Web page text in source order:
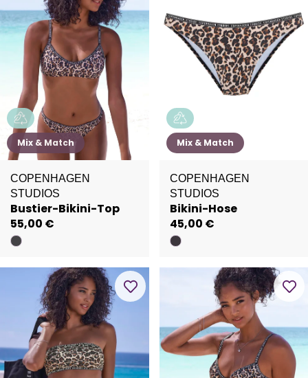
Mix & Match
COPENHAGEN
STUDIOS
Bustier-Bikini-Top
55,00 €
Mix & Match
COPENHAGEN
STUDIOS
Bikini-Hose
45,00 €